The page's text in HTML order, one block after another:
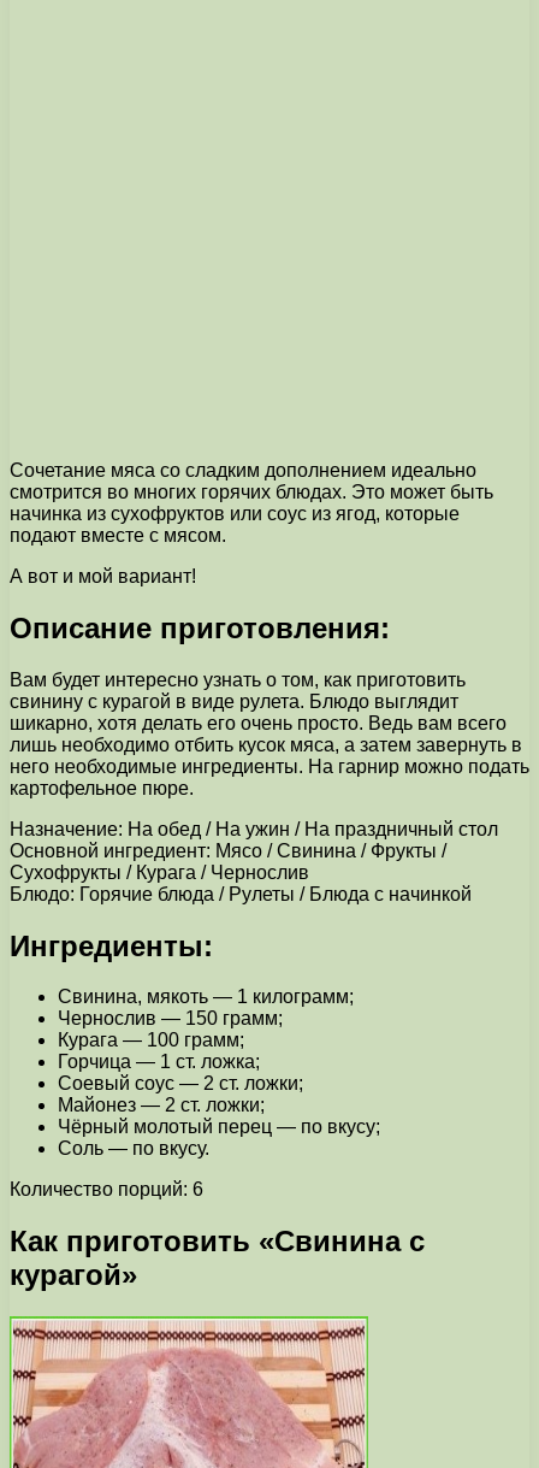
Сочетание мяса со сладким дополнением идеально
смотрится во многих горячих блюдах. Это может быть
начинка из сухофруктов или соус из ягод, которые
подают вместе с мясом.
А вот и мой вариант!
Описание приготовления:
Вам будет интересно узнать о том, как приготовить
свинину с курагой в виде рулета. Блюдо выглядит
шикарно, хотя делать его очень просто. Ведь вам всего
лишь необходимо отбить кусок мяса, а затем завернуть в
него необходимые ингредиенты. На гарнир можно подать
картофельное пюре.
Назначение: На обед / На ужин / На праздничный стол
Основной ингредиент: Мясо / Свинина / Фрукты /
Сухофрукты / Курага / Чернослив
Блюдо: Горячие блюда / Рулеты / Блюда с начинкой
Ингредиенты:
Свинина, мякоть — 1 килограмм;
Чернослив — 150 грамм;
Курага — 100 грамм;
Горчица — 1 ст. ложка;
Соевый соус — 2 ст. ложки;
Майонез — 2 ст. ложки;
Чёрный молотый перец — по вкусу;
Соль — по вкусу.
Количество порций: 6
Как приготовить «Свинина с
курагой»